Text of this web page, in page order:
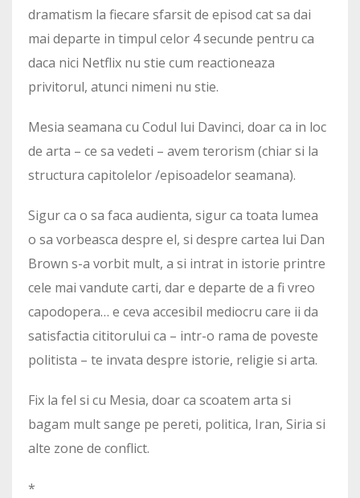
dramatism la fiecare sfarsit de episod cat sa dai
mai departe in timpul celor 4 secunde pentru ca
daca nici Netflix nu stie cum reactioneaza
privitorul, atunci nimeni nu stie.
Mesia seamana cu Codul lui Davinci, doar ca in loc
de arta – ce sa vedeti – avem terorism (chiar si la
structura capitolelor /episoadelor seamana).
Sigur ca o sa faca audienta, sigur ca toata lumea
o sa vorbeasca despre el, si despre cartea lui Dan
Brown s-a vorbit mult, a si intrat in istorie printre
cele mai vandute carti, dar e departe de a fi vreo
capodopera… e ceva accesibil mediocru care ii da
satisfactia cititorului ca – intr-o rama de poveste
politista – te invata despre istorie, religie si arta.
Fix la fel si cu Mesia, doar ca scoatem arta si
bagam mult sange pe pereti, politica, Iran, Siria si
alte zone de conflict.
*